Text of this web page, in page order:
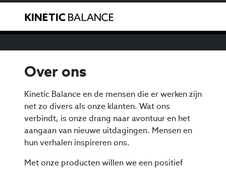
We have noticed that you are from the USA. You can
Over ons
Kinetic Balance en de mensen die er werken zijn
net zo divers als onze klanten. Wat ons
verbindt, is onze drang naar avontuur en het
aangaan van nieuwe uitdagingen. Mensen en
hun verhalen inspireren ons.
Met onze producten willen we een positief